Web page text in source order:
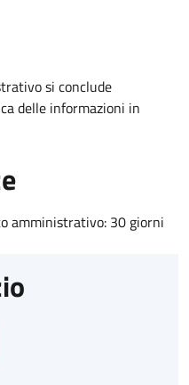
si conclude
delle informazioni in
amministrativo: 30 giorni